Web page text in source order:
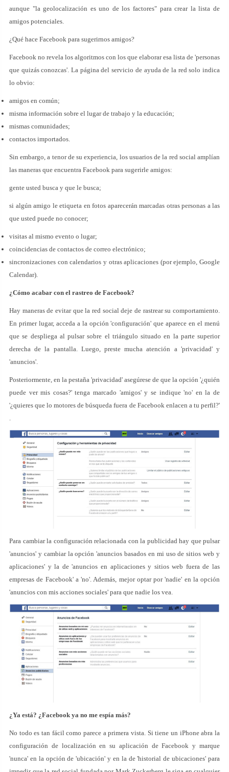
aunque "la geolocalización es uno de los factores" para crear la lista de
amigos potenciales.
¿Qué hace Facebook para sugerirnos amigos?
Facebook no revela los algoritmos con los que elaborar esa lista de 'personas
que quizás conozcas'. La página del servicio de ayuda de la red solo indica
lo obvio:
amigos en común;
misma información sobre el lugar de trabajo y la educación;
mismas comunidades;
contactos importados.
Sin embargo, a tenor de su experiencia, los usuarios de la red social amplían
las maneras que encuentra Facebook para sugerirle amigos:
gente usted busca y que le busca;
si algún amigo le etiqueta en fotos aparecerán marcadas otras personas a las
que usted puede no conocer;
visitas al mismo evento o lugar;
coincidencias de contactos de correo electrónico;
sincronizaciones con calendarios y otras aplicaciones (por ejemplo, Google
Calendar).
¿Cómo acabar con el rastreo de Facebook?
Hay maneras de evitar que la red social deje de rastrear su comportamiento.
En primer lugar, acceda a la opción 'configuración' que aparece en el menú
que se despliega al pulsar sobre el triángulo situado en la parte superior
derecha de la pantalla. Luego, preste mucha atención a 'privacidad' y
'anuncios'.
Posteriormente, en la pestaña 'privacidad' asegúrese de que la opción '¿quién
puede ver mis cosas?' tenga marcado 'amigos' y se indique 'no' en la de
'¿quieres que lo motores de búsqueda fuera de Facebook enlacen a tu perfil?'
.
Para cambiar la configuración relacionada con la publicidad hay que pulsar
'anuncios' y cambiar la opción 'anuncios basados en mi uso de sitios web y
aplicaciones' y la de 'anuncios en aplicaciones y sitios web fuera de las
empresas de Facebook' a 'no'. Además, mejor optar por 'nadie' en la opción
'anuncios con mis acciones sociales' para que nadie los vea.
¿Ya está? ¿Facebook ya no me espía más?
No todo es tan fácil como parece a primera vista. Si tiene un iPhone abra la
configuración de localización en su aplicación de Facebook y marque
'nunca' en la opción de 'ubicación' y en la de 'historial de ubicaciones' para